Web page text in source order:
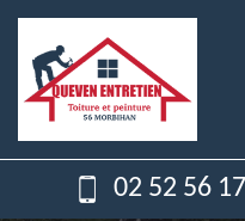
02 52 56